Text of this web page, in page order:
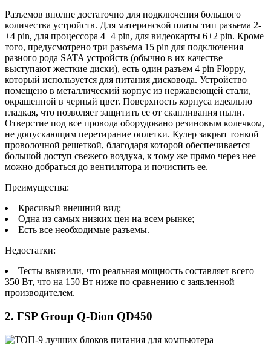
Разъемов вполне достаточно для подключения большого
количества устройств. Для материнской платы тип разъема 2-
+4 pin, для процессора 4+4 pin, для видеокарты 6+2 pin. Кроме
того, предусмотрено три разъема 15 pin для подключения
разного рода SATA устройств (обычно в их качестве
выступают жесткие диски), есть один разъем 4 pin Floppy,
который используется для питания дисковода. Устройство
помещено в металлический корпус из нержавеющей стали,
окрашенной в черный цвет. Поверхность корпуса идеально
гладкая, что позволяет защитить ее от скапливания пыли.
Отверстие под все провода оборудовано резиновым колечком,
не допускающим перетирание оплетки. Кулер закрыт тонкой
проволочной решеткой, благодаря которой обеспечивается
большой доступ свежего воздуха, к тому же прямо через нее
можно добраться до вентилятора и почистить ее.
Преимущества:
Красивый внешний вид;
Одна из самых низких цен на всем рынке;
Есть все необходимые разъемы.
Недостатки:
Тесты выявили, что реальная мощность составляет всего
350 Вт, что на 150 Вт ниже по сравнению с заявленной
производителем.
2. FSP Group Q-Dion QD450